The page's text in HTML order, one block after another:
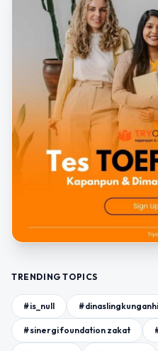
TRENDING TOPICS
#is_null
#sinergi foundation zakat